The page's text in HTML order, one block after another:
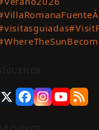
Twitter
Facebook
Instagram
YouTube
RSS